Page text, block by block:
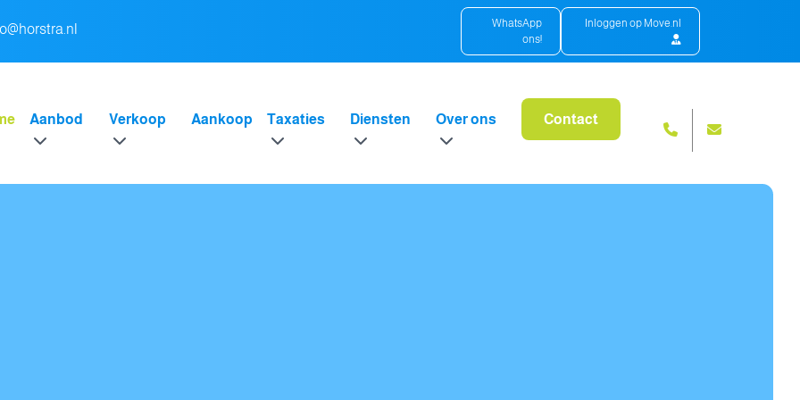
WhatsApp
ons!
Inloggen op Move.nl
Aanbod Verkoop Aankoop Taxaties Diensten Over ons Contact